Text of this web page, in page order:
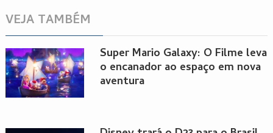
VEJA TAMBÉM
Super Mario Galaxy: O Filme leva
o encanador ao espaço em nova
aventura